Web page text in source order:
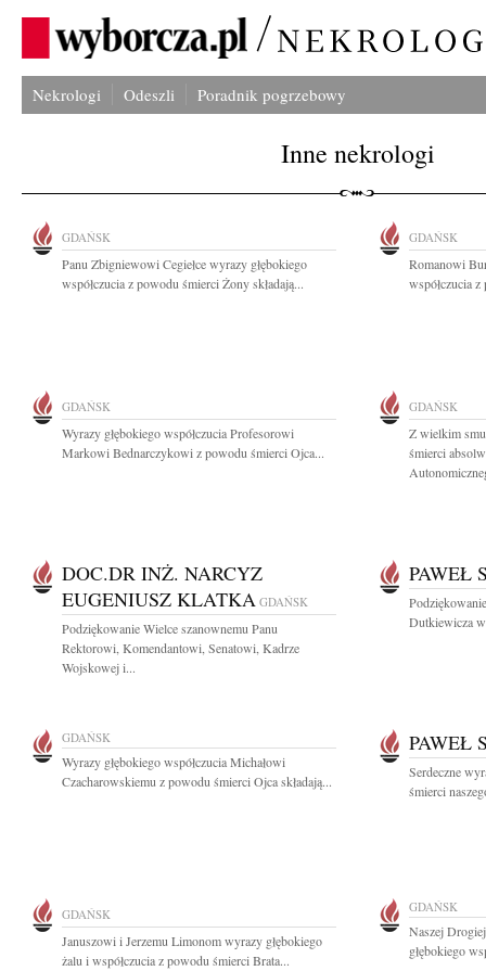
Nekrologi Odeszli Poradnik pogrzebowy
Inne nekrologi
GDAŃSK
Panu Zbigniewowi Cegiełce wyrazy głębokiego
współczucia z powodu śmierci Żony składają...
GDAŃSK
Romanowi
współczucia
GDAŃSK
Wyrazy głębokiego współczucia Profesorowi
Markowi Bednarczykowi z powodu śmierci Ojca...
GDAŃSK
Z wielkim
śmierci
DOC.DR INŻ. NARCYZ
EUGENIUSZ KLATKA GDAŃSK
Podziękowanie Wielce szanownemu Panu
Rektorowi, Komendantowi, Senatowi, Kadrze
Wojskowej i...
PAWEŁ
Dutkiewicza
GDAŃSK
Wyrazy głębokiego współczucia Michałowi
Czacharowskiemu z powodu śmierci Ojca składają...
PAWEŁ
Serdeczne
śmierci
GDAŃSK
Januszowi i Jerzemu Limonom wyrazy głębokiego
żalu i współczucia z powodu śmierci Brata...
GDAŃSK
Naszej
głębokiego